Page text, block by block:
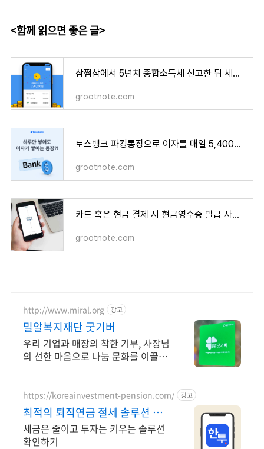
<함께 읽으면 좋은 글>
삼쩜삼에서 5년치 종합소득세 신고한 뒤 세금 미환급금 조회하고 수령하는 방법
grootnote.com
토스뱅크 파킹통장으로 이자를 매일 5,400원씩 받을 수 있는 재테크 방법이 있다?
grootnote.com
카드 혹은 현금 결제 시 현금영수증 발급 사실 조회하는 방법
grootnote.com
http://www.miral.org 광고
밀알복지재단 굿기버
우리 기업과 매장의 착한 기부, 사장님
의 선한 마음으로 나눔 문화를 이끌어
https://koreainvestment-pension.com/ 광고
최적의 퇴직연금 절세 솔루션 최
대 148.5만원 절세
세금은 줄이고 투자는 키우는 솔루션
확인하기